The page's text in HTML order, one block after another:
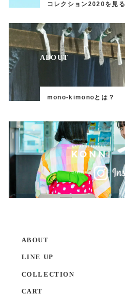
コレクション2020を見る
ABOUT
mono-kimonoとは？
ABOUT
LINE UP
COLLECTION
CART